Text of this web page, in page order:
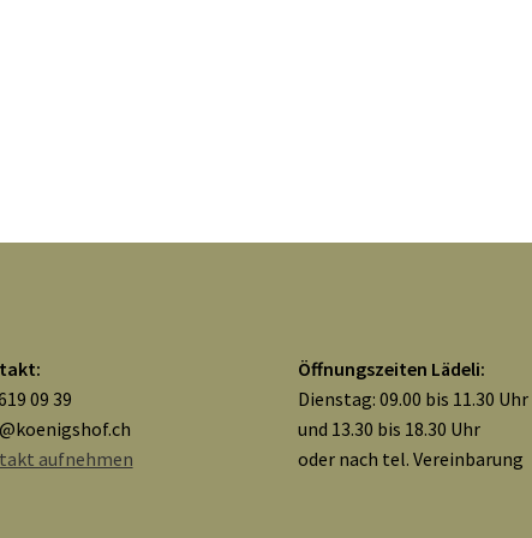
09 39
aufnehmen
Öffnungszeiten Lädeli:
Dienstag: 09.00 bis 11.30 Uhr
und 13.30 bis 18.30 Uhr
oder nach tel. Vereinbarung